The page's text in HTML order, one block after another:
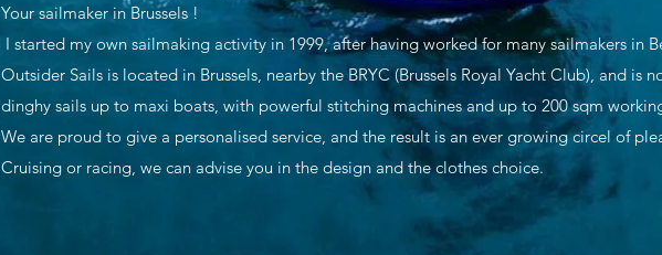
Your sailmaker in Brussels !
I started my own sailmaking activity in 1999, after having worked for many sailmakers in
Outsider Sails is located in Brussels, nearby the BRYC (Brussels Royal Yacht Club), and is
dinghy sails up to maxi boats, with powerful stitching machines and up to 200 sqm
We are proud to give a personalised service, and the result is an ever growing circel of
Cruising or racing, we can advise you in the design and the clothes choice.